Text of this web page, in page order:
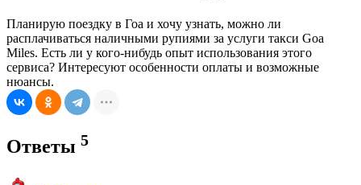
Планирую поездку в Гоа и хочу узнать, можно ли
расплачиваться наличными рупиями за услуги такси Goa
Miles. Есть ли у кого-нибудь опыт использования этого
сервиса? Интересуют особенности оплаты и возможные
нюансы.
Ответы 5